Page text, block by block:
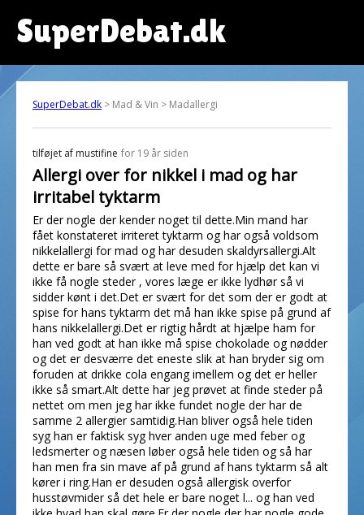
SuperDebat.dk
SuperDebat.dk > Mad & Vin > Madallergi
tilføjet af mustifine for 19 år siden
Allergi over for nikkel i mad og har
irritabel tyktarm
Er der nogle der kender noget til dette.Min mand har
fået konstateret irriteret tyktarm og har også voldsom
nikkelallergi for mad og har desuden skaldyrsallergi.Alt
dette er bare så svært at leve med for hjælp det kan vi
ikke få nogle steder , vores læge er ikke lydhør så vi
sidder kønt i det.Det er svært for det som der er godt at
spise for hans tyktarm det må han ikke spise på grund af
hans nikkelallergi.Det er rigtig hårdt at hjælpe ham for
han ved godt at han ikke må spise chokolade og nødder
og det er desværre det eneste slik at han bryder sig om
foruden at drikke cola engang imellem og det er heller
ikke så smart.Alt dette har jeg prøvet at finde steder på
nettet om men jeg har ikke fundet nogle der har de
samme 2 allergier samtidig.Han bliver også hele tiden
syg han er faktisk syg hver anden uge med feber og
ledsmerter og næsen løber også hele tiden og så har
han men fra sin mave af på grund af hans tyktarm så alt
kører i ring.Han er desuden også allergisk overfor
husstøvmider så det hele er bare noget l... og han ved